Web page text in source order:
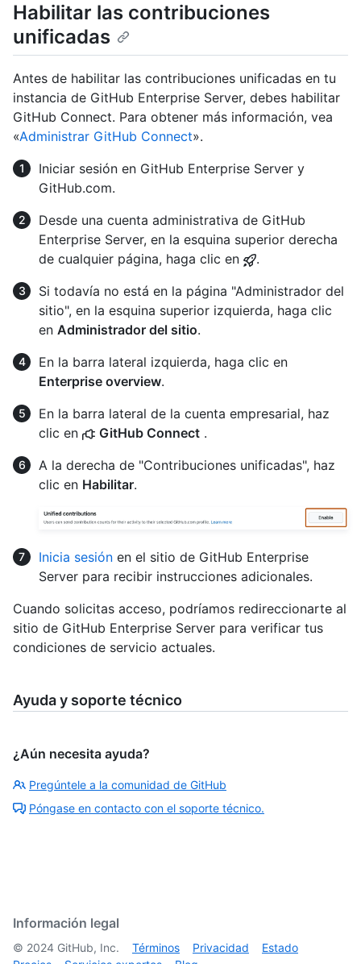
Habilitar las contribuciones
unificadas
Antes de habilitar las contribuciones unificadas en tu
instancia de GitHub Enterprise Server, debes habilitar
GitHub Connect. Para obtener más información, vea
«Administrar GitHub Connect».
Iniciar sesión en GitHub Enterprise Server y
GitHub.com.
Desde una cuenta administrativa de GitHub
Enterprise Server, en la esquina superior derecha
de cualquier página, haga clic en
.
Si todavía no está en la página "Administrador del
sitio", en la esquina superior izquierda, haga clic
en Administrador del sitio.
En la barra lateral izquierda, haga clic en
Enterprise overview.
En la barra lateral de la cuenta empresarial, haz
clic en
GitHub Connect .
A la derecha de "Contribuciones unificadas", haz
clic en Habilitar.
Inicia sesión en el sitio de GitHub Enterprise
Server para recibir instrucciones adicionales.
Cuando solicitas acceso, podríamos redireccionarte al
sitio de GitHub Enterprise Server para verificar tus
condiciones de servicio actuales.
Ayuda y soporte técnico
¿Aún necesita ayuda?
Pregúntele a la comunidad de GitHub
Póngase en contacto con el soporte técnico.
Información legal
© 2024 GitHub, Inc. Términos Privacidad
Estado